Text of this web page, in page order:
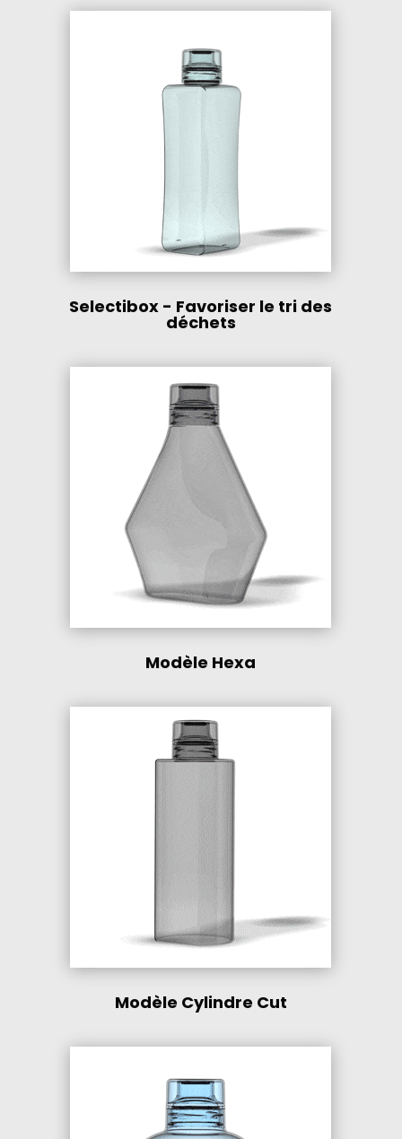
Selectibox - Favoriser le tri des
déchets
Modèle Hexa
Modèle Cylindre Cut